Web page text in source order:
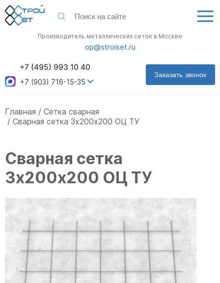
Заказать звонок
+7 (495) 993 10 40
+7 (903) 716-15-35
Производитель металлических сеток в Москве
op@stroiset.ru
Главная
Сетка сварная
Сварная сетка 3х200х200 ОЦ ТУ
Сварная сетка
3х200х200 ОЦ ТУ